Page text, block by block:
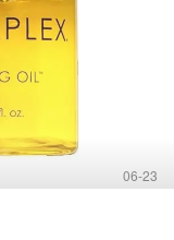
06-23